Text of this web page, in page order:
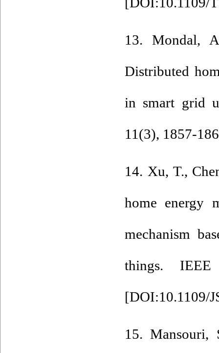
13. Mondal,
Distributed
in smart grid
11(3), 1857-
14. Xu, T.,
home energy
mechanism
things. IEEE
[DOI:10.1109/
15. Mansouri,